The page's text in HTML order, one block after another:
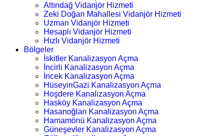
Altındağ Vidanjör Hizmeti
Zeki Doğan Mahallesi Vidanjör Hizmeti
Uzman Vidanjör Hizmeti
Hesaplı Vidanjör Hizmeti
Hızlı Vidanjör Hizmeti
Bölgeler
İskitler Kanalizasyon Açma
İncirli Kanalizasyon Açma
İncek Kanalizasyon Açma
HüseyinGazi Kanalizasyon Açma
Hoşdere Kanalizasyon Açma
Hasköy Kanalizasyon Açma
Hasanoğlan Kanalizasyon Açma
Hamamönü Kanalizasyon Açma
Güneşevler Kanalizasyon Açma